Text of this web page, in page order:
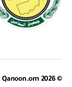
© 2026
Qanoon.om